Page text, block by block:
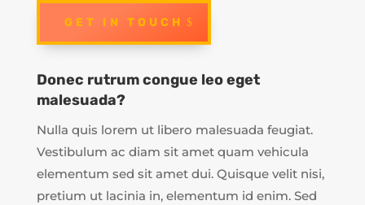
GET IN TOUCH
Donec rutrum congue leo eget
malesuada?
Nulla quis lorem ut libero malesuada feugiat.
Vestibulum ac diam sit amet quam vehicula
elementum sed sit amet dui. Quisque velit nisi,
pretium ut lacinia in, elementum id enim. Sed